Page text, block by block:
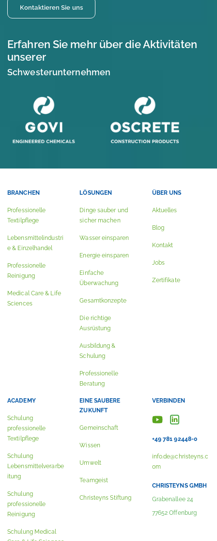
Kontaktieren Sie uns
Erfahren Sie mehr über die Aktivitäten
unserer
Schwesterunternehmen
BRANCHEN
Professionelle
Textilpflege
Lebensmittelindustri
e & Einzelhandel
Professionelle
Reinigung
Medical Care & Life
Sciences
LÖSUNGEN
Dinge sauber und
sicher machen
Wasser einsparen
Energie einsparen
Einfache
Überwachung
Gesamtkonzepte
Die richtige
Ausrüstung
Ausbildung &
Schulung
Professionelle
Beratung
ÜBER UNS
Aktuelles
Blog
Kontakt
Jobs
Zertifikate
ACADEMY
Schulung
professionelle
Textilpflege
Schulung
Lebensmittelverarbe
itung
Schulung
professionelle
Reinigung
Schulung Medical
EINE SAUBERE
ZUKUNFT
Gemeinschaft
Wissen
Umwelt
Teamgeist
Christeyns Stiftung
VERBINDEN
+49 781 92448-0
info.de@christeyns.c
om
CHRISTEYNS GMBH
Grabenallee 24
77652 Offenburg